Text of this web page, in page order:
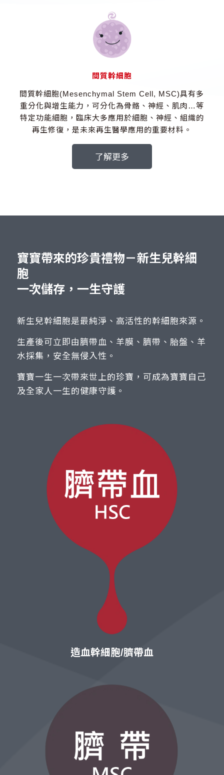
間質幹細胞
間質幹細胞(Mesenchymal Stem Cell, MSC)具有多
重分化與增生能力，可分化為骨骼、神經、肌肉…等
特定功能細胞，臨床大多應用於細胞、神經、組織的
再生修復，是未來再生醫學應用的重要材料。
了解更多
寶寶帶來的珍貴禮物－新生兒幹細
胞
一次儲存，一生守護
新生兒幹細胞是最純淨、高活性的幹細胞來源。
生產後可立即由臍帶血、羊膜、臍帶、胎盤、羊
水採集，安全無侵入性。
寶寶一生一次帶來世上的珍寶，可成為寶寶自己
及全家人一生的健康守護。
造血幹細胞/臍帶血